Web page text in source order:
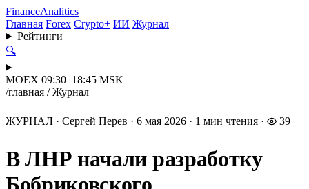
FinanceAnalitics
Главная Forex Crypto+ ИИ Журнал
Рейтинги
🔍
MOEX 09:30–18:45 MSK
/главная / Журнал
ЖУРНАЛ · Сергей Перев · 6 мая 2026 · 1 мин чтения · 39
В ЛНР начали разработку
Бобриковского